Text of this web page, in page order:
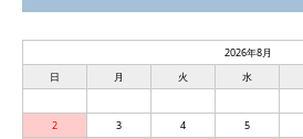
2026年8月
日
月 火 水
2
3 4 5